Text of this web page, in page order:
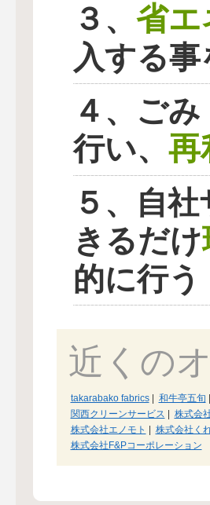
３、 省エ
入する
４、ご
行い、 再
５、自
きるだけ
的に行う
近くの
takarabako fabrics| 和牛亭五旬
関西クリーンサービス
株式会
株式会社エノモト
株式会社く
株式会社F&Pコーポレーション